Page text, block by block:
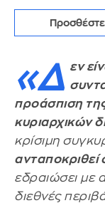
«Δ εν
προάσπιση
κυριαρχικών
κρίσιμη
ανταποκριθεί
εδραιώσει με
διεθνές